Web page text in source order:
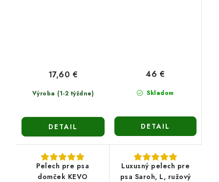
Výroba (1-2 týždne)
17,60 €
DETAIL
Skladom
46 €
DETAIL
Pelech pre psa
domček KEVO
Luxusný pelech pre
psa Saroh, L, ružový